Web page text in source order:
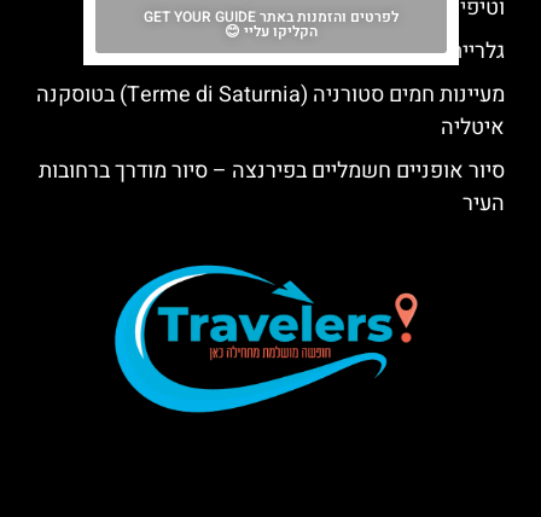
וטיפים
גלריית האקדמיה בפירנצה – פסל דוד
מעיינות חמים סטורניה (Terme di Saturnia) בטוסקנה
איטליה
סיור אופניים חשמליים בפירנצה – סיור מודרך ברחובות
העיר
לפרטים והזמנות באתר GET YOUR GUIDE
הקליקו עליי 😊